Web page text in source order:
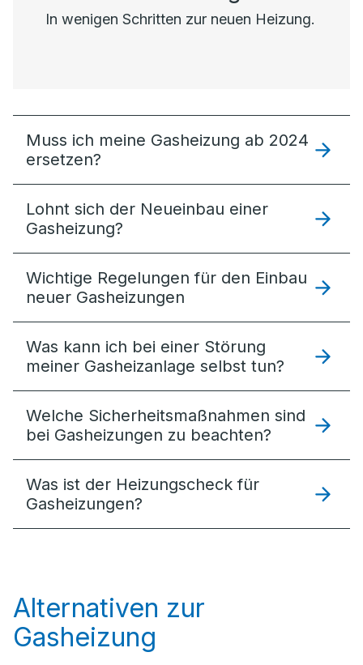
In wenigen Schritten zur neuen Heizung.
Muss ich meine Gasheizung ab 2024
ersetzen?
Lohnt sich der Neueinbau einer
Gasheizung?
Wichtige Regelungen für den Einbau
neuer Gasheizungen
Was kann ich bei einer Störung
meiner Gasheizanlage selbst tun?
Welche Sicherheitsmaßnahmen sind
bei Gasheizungen zu beachten?
Was ist der Heizungscheck für
Gasheizungen?
Alternativen zur
Gasheizung